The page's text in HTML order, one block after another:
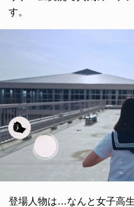
す。
登場人物は…なんと女子高生